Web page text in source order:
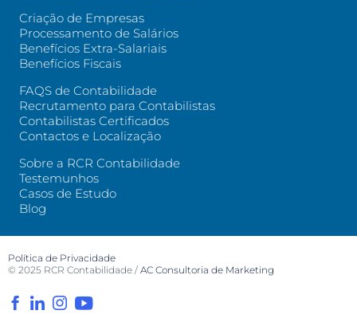
Criação de Empresas
Processamento de Salários
Benefícios Extra-Salariais
Benefícios Fiscais
FAQS de Contabilidade
Recrutamento para Contabilistas
Contabilistas Certificados
Contactos e Localização
Sobre a RCR Contabilidade
Testemunhos
Casos de Estudo
Blog
Política de Privacidade
© 2025 RCR Contabilidade / AC Consultoria de Marketing